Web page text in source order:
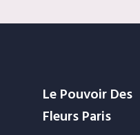
Le Pouvoir Des
Fleurs Paris